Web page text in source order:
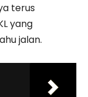
terus
yang
jalan.